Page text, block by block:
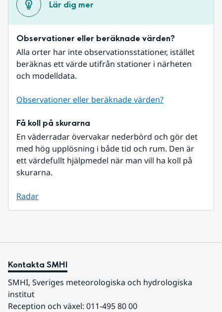
Lär dig mer
Observationer eller beräknade värden?
Alla orter har inte observationsstationer, istället
beräknas ett värde utifrån stationer i närheten
och modelldata.
Observationer eller beräknade värden?
Få koll på skurarna
En väderradar övervakar nederbörd och gör det
med hög upplösning i både tid och rum. Den är
ett värdefullt hjälpmedel när man vill ha koll på
skurarna.
Radar
Kontakta SMHI
SMHI, Sveriges meteorologiska och hydrologiska
institut
Reception och växel: 011-495 80 00